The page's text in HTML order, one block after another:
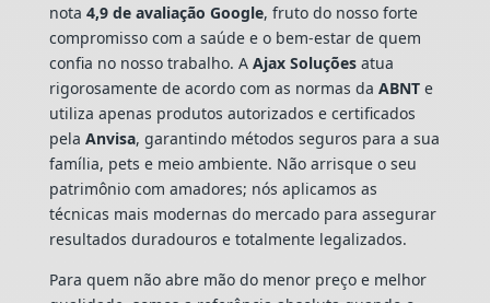
nota 4,9 de avaliação Google, fruto do nosso forte
compromisso com a saúde e o bem-estar de quem
confia no nosso trabalho. A Ajax Soluçõesatua
rigorosamente de acordo com as normas da ABNTe
utiliza apenas produtos autorizados e certificados
pela Anvisa, garantindo métodos seguros para a sua
família, pets e meio ambiente. Não arrisque o seu
patrimônio com amadores; nós aplicamos as
técnicas mais modernas do mercado para assegurar
resultados duradouros e totalmente legalizados.
Para quem não abre mão do menor preço e melhor